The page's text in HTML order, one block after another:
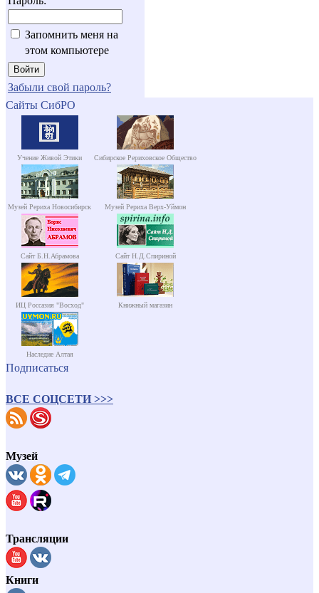
Запомнить меня на
этом компьютере
Забыли свой пароль?
Сайты СибРО
Учение Живой Этики Сибирское Рериховское Общество
Музей Рериха Новосибирск Музей Рериха Верх-Уймон
Сайт Б.Н.Абрамова Сайт Н.Д.Спириной
ИЦ Россазия "Восход" Книжный магазин
Наследие Алтая
Подписаться
ВСЕ СОЦСЕТИ >>>
Музей
Трансляции
Книги